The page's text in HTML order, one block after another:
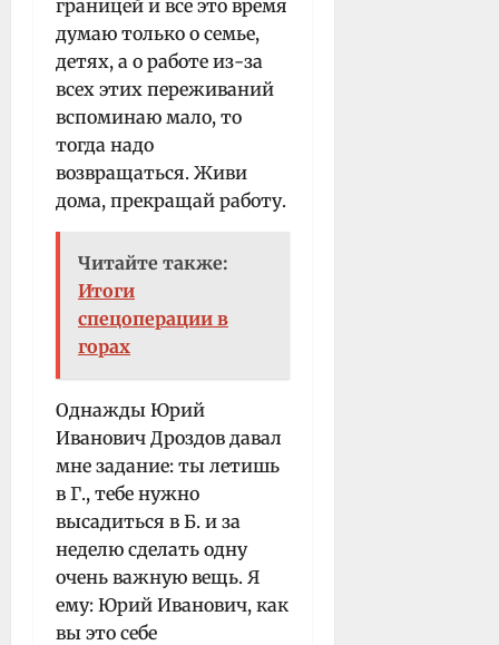
границей и все это время
думаю только о семье,
детях, а о работе из-за
всех этих переживаний
вспоминаю мало, то
тогда надо
возвращаться. Живи
дома, прекращай работу.
Читайте также:
Итоги
спецоперации в
горах
Однажды Юрий
Иванович Дроздов давал
мне задание: ты летишь
в Г., тебе нужно
высадиться в Б. и за
неделю сделать одну
очень важную вещь. Я
ему: Юрий Иванович, как
вы это себе